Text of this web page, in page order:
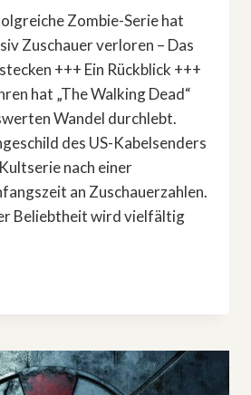
Zombie-Serie hat
Zuschauer verloren – Das
+++ Ein Rückblick +++
hat „The Walking Dead“
Wandel durchlebt.
des US-Kabelsenders
nach einer
an Zuschauerzahlen.
Beliebtheit wird vielfältig